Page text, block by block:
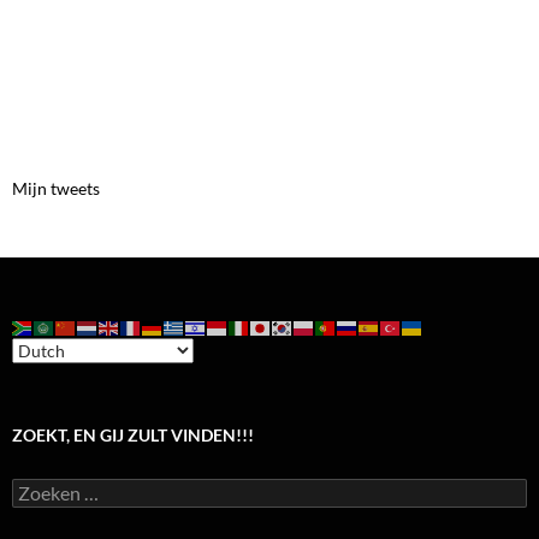
Mijn tweets
ZOEKT, EN GIJ ZULT VINDEN!!!
Zoeken
naar: